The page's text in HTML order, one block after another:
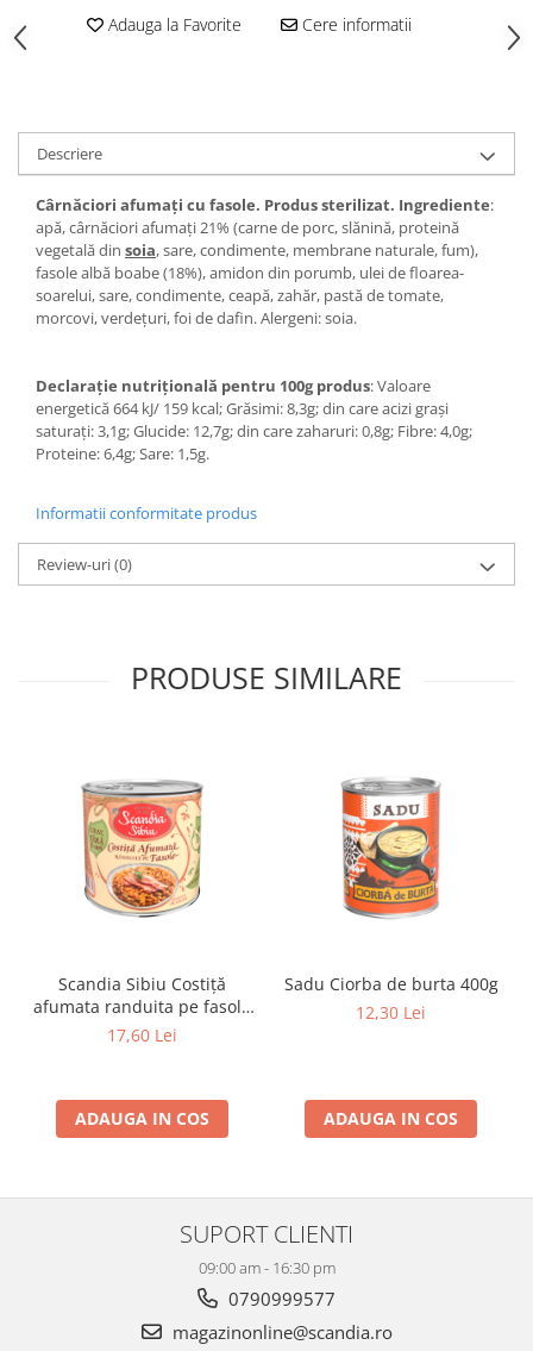
Adauga la Favorite Cere informatii
Descriere
Cârnăciori afumați cu fasole. Produs sterilizat. Ingrediente:
apă, cârnăciori afumaţi 21% (carne de porc, slănină, proteină
vegetală din soia, sare, condimente, membrane naturale, fum),
fasole albă boabe (18%), amidon din porumb, ulei de floarea-
soarelui, sare, condimente, ceapă, zahăr, pastă de tomate,
morcovi, verdețuri, foi de dafin. Alergeni: soia.
Declarație nutrițională pentru 100g produs: Valoare
energetică 664 kJ/ 159 kcal; Grăsimi: 8,3g; din care acizi grași
saturați: 3,1g; Glucide: 12,7g; din care zaharuri: 0,8g; Fibre: 4,0g;
Proteine: 6,4g; Sare: 1,5g.
Informatii conformitate produs
Review-uri(0)
PRODUSE SIMILARE
Scandia Sibiu Costiţă
afumata randuita pe fasole
400g
17,60 Lei
ADAUGA IN COS
Sadu Ciorba de burta 400g
12,30 Lei
ADAUGA IN COS
SUPORT CLIENTI
09:00 am - 16:30 pm
0790999577
magazinonline@scandia.ro